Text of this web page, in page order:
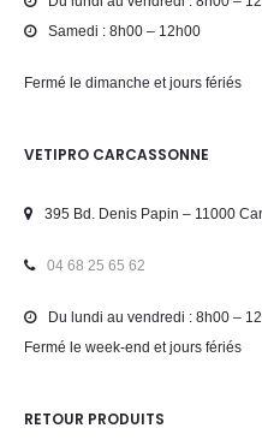
Samedi : 8h00 – 12h00
Fermé le dimanche et jours fériés
VETIPRO CARCASSONNE
395 Bd. Denis Papin – 11000
04 68 25 65 62
Du lundi au vendredi : 8h00 –
Fermé le week-end et jours fériés
RETOUR PRODUITS